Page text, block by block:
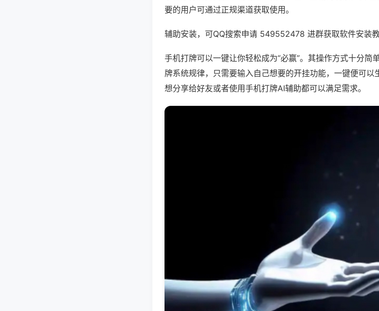
要的用户可通过正规渠道获取使用。
辅助安装，可QQ搜索申请 549552478 进群获取软件安装
手机打牌可以一键让你轻松成为“必赢”。其操作方式十分简
牌系统规律，只需要输入自己想要的开挂功能，一键便可
想分享给好友或者使用手机打牌AI辅助都可以满足需求。